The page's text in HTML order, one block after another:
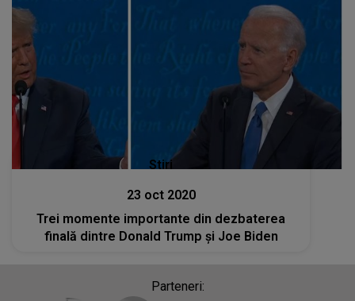
Stiri
23 oct 2020
Trei momente importante din dezbaterea
finală dintre Donald Trump și Joe Biden
Parteneri: